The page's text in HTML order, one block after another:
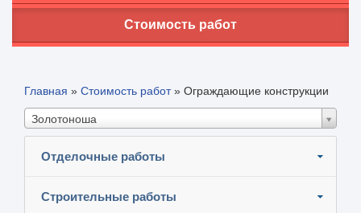
Стоимость работ
Главная » Стоимость работ» Ограждающие конструкции
Золотоноша
Отделочные работы
Строительные работы